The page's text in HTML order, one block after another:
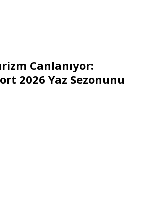
Canlanıyor:
2026 Yaz Sezonunu